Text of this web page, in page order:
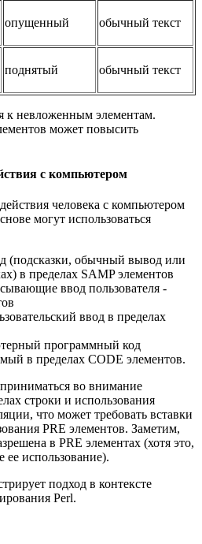
опущенный обычный текст
поднятый обычный текст
к невложенным элементам.
может повысить
с компьютером
человека с компьютером
могут использоваться
(подсказки, обычный вывод или
в пределах SAMP элементов
ввод пользователя -
ввод в пределах
программный код
в пределах CODE элементов.
во внимание
строки и использования
что может требовать вставки
PRE элементов. Заметим,
в PRE элементах (хотя это,
использование).
подход в контексте
Perl.